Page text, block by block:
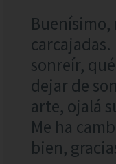
Buenísimo,
sonreír,
dejar de
arte, ojalá
Me ha
bien,